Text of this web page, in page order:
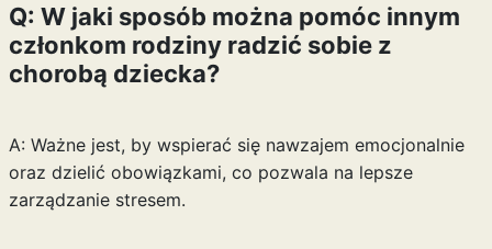
Q: W jaki sposób można pomóc innym
członkom rodziny radzić sobie z
chorobą dziecka?
A: Ważne jest, by wspierać się nawzajem emocjonalnie
oraz dzielić obowiązkami, co pozwala na lepsze
zarządzanie stresem.